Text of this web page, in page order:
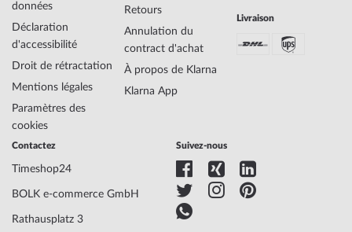
Affichage
Entraînement
Matériau du
logement
Largeur du logement
logement
Forme du boîtier
Ronde
Couleur du logement
données
Déclaration
d'accessibilité
Droit de rétractation
Mentions légales
Paramètres des
cookies
Retours
Annulation du
contract d'achat
À propos de Klarna
Klarna App
Livraison
Contactez
Timeshop24
BOLK e-commerce GmbH
Rathausplatz 3
Suivez-nous